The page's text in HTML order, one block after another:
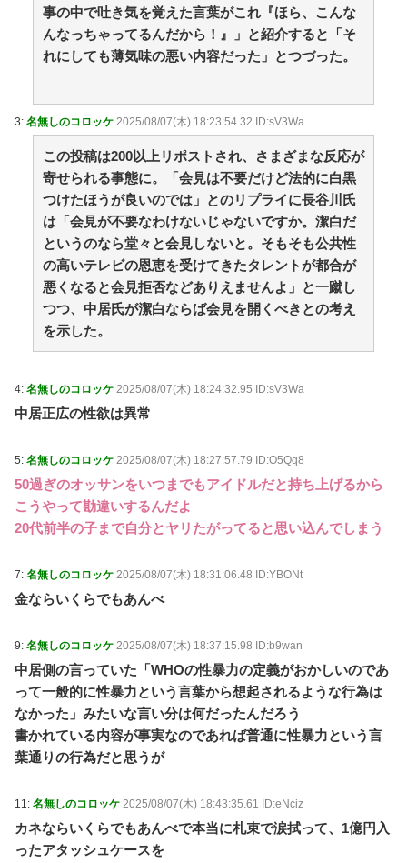
事の中で吐き気を覚えた言葉がこれ『ほら、こんな
んなっちゃってるんだから！』」と紹介すると「そ
れにしても薄気味の悪い内容だった」とつづった。
3: 名無しのコロッケ 2025/08/07(木) 18:23:54.32 ID:sV3Wa
この投稿は200以上リポストされ、さまざまな反応が
寄せられる事態に。「会見は不要だけど法的に白黒
つけたほうが良いのでは」とのリプライに長谷川氏
は「会見が不要なわけないじゃないですか。潔白だ
というのなら堂々と会見しないと。そもそも公共性
の高いテレビの恩恵を受けてきたタレントが都合が
悪くなると会見拒否などありえませんよ」と一蹴し
つつ、中居氏が潔白ならば会見を開くべきとの考え
を示した。
4: 名無しのコロッケ 2025/08/07(木) 18:24:32.95 ID:sV3Wa
中居正広の性欲は異常
5: 名無しのコロッケ 2025/08/07(木) 18:27:57.79 ID:O5Qq8
50過ぎのオッサンをいつまでもアイドルだと持ち上げるから
こうやって勘違いするんだよ
20代前半の子まで自分とヤリたがってると思い込んでしまう
7: 名無しのコロッケ 2025/08/07(木) 18:31:06.48 ID:YBONt
金ならいくらでもあんべ
9: 名無しのコロッケ 2025/08/07(木) 18:37:15.98 ID:b9wan
中居側の言っていた「WHOの性暴力の定義がおかしいのであ
って一般的に性暴力という言葉から想起されるような行為は
なかった」みたいな言い分は何だったんだろう
書かれている内容が事実なのであれば普通に性暴力という言
葉通りの行為だと思うが
11: 名無しのコロッケ 2025/08/07(木) 18:43:35.61 ID:eNciz
カネならいくらでもあんべで本当に札束で涙拭って、1億円入
ったアタッシュケースを